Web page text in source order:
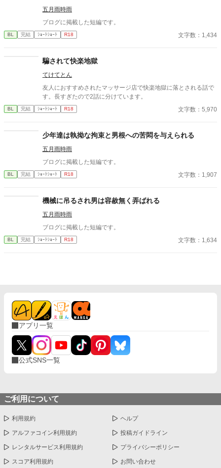
五月雨時雨
ブログに掲載した短編です。
BL 完結 ｼｮｰﾄｼｮｰﾄ R18 文字数：1,434
騙されて快楽地獄
てけてとん
友人におすすめされたマッサージ店で快楽地獄に落とされる話で
す。長すぎたので2話に分けています。
BL 完結 ｼｮｰﾄｼｮｰﾄ R18 文字数：5,970
少年達は執拗な拘束と男根への苦悶を与えられる
五月雨時雨
ブログに掲載した短編です。
BL 完結 ｼｮｰﾄｼｮｰﾄ R18 文字数：1,907
機械に吊るされ男は容赦無く弄ばれる
五月雨時雨
ブログに掲載した短編です。
BL 完結 ｼｮｰﾄｼｮｰﾄ R18 文字数：1,634
アプリ一覧
公式SNS一覧
ご利用について
利用規約 ヘルプ
アルファコイン利用規約 投稿ガイドライン
レンタルサービス利用規約 プライバシーポリシー
スコア利用規約 お問い合わせ